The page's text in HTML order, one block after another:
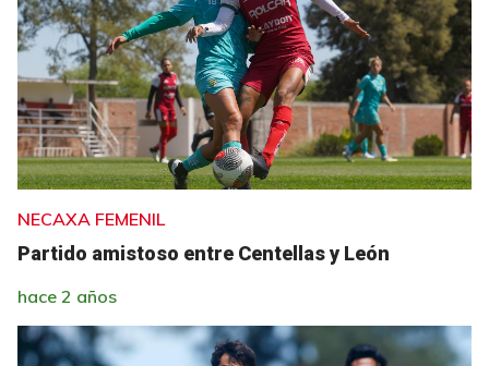
NECAXA FEMENIL
Partido amistoso entre Centellas y León
hace 2 años